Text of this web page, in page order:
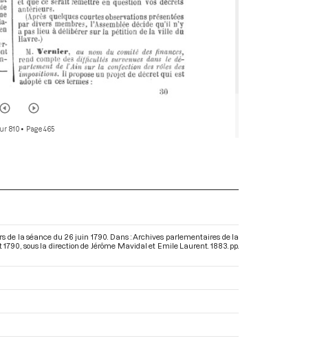
810• Page 465
de la séance du 26 juin 1790. Dans : Archives parlementaires de la
1790 , sous la direction de Jérôme Mavidal et Emile Laurent. 1883. pp.